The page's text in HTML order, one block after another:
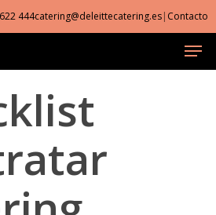
444catering@deleittecatering.es| Contacto
Close
Menu